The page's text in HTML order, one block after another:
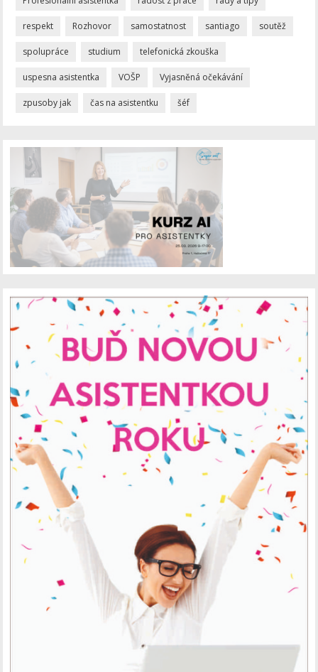
respekt Rozhovor samostatnost santiago soutěž
spolupráce studium telefonická zkouška
uspesna asistentka VOŠP Vyjasněná očekávání
zpusoby jak čas na asistentku šéf